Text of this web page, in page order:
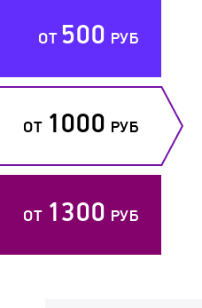
ОТ 500 РУБ
ОТ 1000 РУБ
ОТ 1300 РУБ